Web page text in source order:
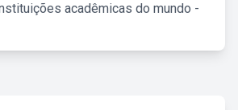
acadêmicas do mundo -